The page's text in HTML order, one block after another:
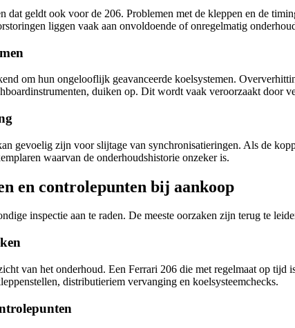
dat geldt ook voor de 206. Problemen met de kleppen en de
liggen vaak aan onvoldoende of onregelmatig
om hun ongelooflijk geavanceerde koelsystemen.
duiken op. Dit wordt vaak veroorzaakt door
gevoelig zijn voor slijtage van synchronisatieringen. Als de
waarvan de onderhoudshistorie onzeker is.
en controlepunten bij aankoop
inspectie aan te raden. De meeste oorzaken zijn terug te
van het onderhoud. Een Ferrari 206 die met regelmaat op tijd
distributieriem vervanging en koelsysteemchecks.